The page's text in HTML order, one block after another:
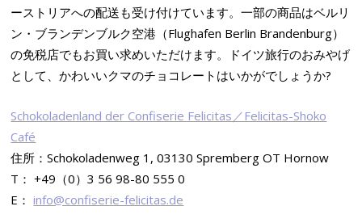
ーストリアへの配送も受け付けています。一部の商品はベルリ
ン・ブランデンブルク空港（Flughafen Berlin Brandenburg）
の免税店でもお買い求めいただけます。ドイツ旅行のおみやげ
として、かわいいクマのチョコレートはいかがでしょうか?
Schokoladenland der Confiserie Felicitas／Felicitas-Shoko
Café
住所：Schokoladenweg 1, 03130 Spremberg OT Hornow
T： +49（0）3 56 98-80 555 0
E：info@confiserie-felicitas.de